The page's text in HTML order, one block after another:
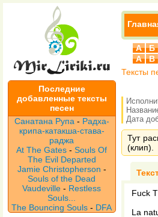
Последние
добавленные тексты
песен
Санатана Рупа - Радха-
крипа-катакша-става-
раджа
At The Gates -Souls Of
The Evil Departed
Jamie Christopherson -
Souls of the Dead
Vaudeville- Restless
Souls...
The Bouncing Souls - DFA
А Б
A
B
Тексты
Дата
Тут
(клип).
Fuck
La